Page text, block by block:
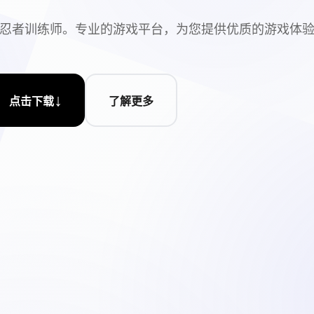
者训练师。专业的游戏平台，为您提供优质的游戏体
点击下载↓ 了解更多